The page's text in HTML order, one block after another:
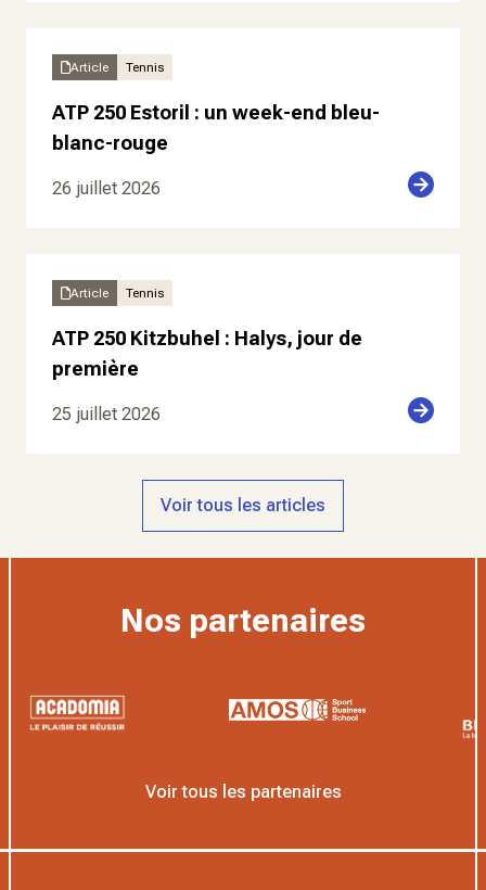
Article Tennis
ATP 250 Estoril : un week-end bleu-
blanc-rouge
26 juillet 2026
Article Tennis
ATP 250 Kitzbuhel : Halys, jour de
première
25 juillet 2026
Voir tous les articles
Nos partenaires
Voir tous les partenaires